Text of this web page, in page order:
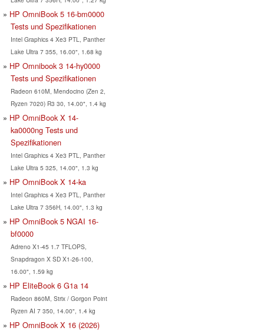
HP OmniBook 5 16-bm0000
Tests und Spezifikationen
Intel Graphics 4 Xe3 PTL, Panther
Lake Ultra 7 355, 16.00", 1.68 kg
HP Omnibook 3 14-hy0000
Tests und Spezifikationen
Radeon 610M, Mendocino (Zen 2,
Ryzen 7020) R3 30, 14.00", 1.4 kg
HP OmniBook X 14-
ka0000ng Tests und
Spezifikationen
Intel Graphics 4 Xe3 PTL, Panther
Lake Ultra 5 325, 14.00", 1.3 kg
HP OmniBook X 14-ka
Intel Graphics 4 Xe3 PTL, Panther
Lake Ultra 7 356H, 14.00", 1.3 kg
HP OmniBook 5 NGAI 16-
bf0000
Adreno X1-45 1.7 TFLOPS,
Snapdragon X SD X1-26-100,
16.00", 1.59 kg
HP EliteBook 6 G1a 14
Radeon 860M, Strix / Gorgon Point
Ryzen AI 7 350, 14.00", 1.4 kg
HP OmniBook X 16 (2026)